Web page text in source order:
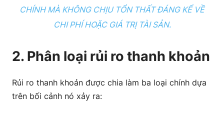
CHÍNH MÀ KHÔNG CHỊU TỔN THẤT ĐÁNG KỂ VỀ
CHI PHÍ HOẶC GIÁ TRỊ TÀI SẢN.
2. Phân loại rủi ro thanh khoản
Rủi ro thanh khoản được chia làm ba loại chính dựa
trên bối cảnh nó xảy ra: